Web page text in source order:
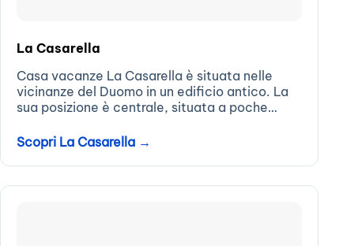
La Casarella
Casa vacanze La Casarella è situata nelle
vicinanze del Duomo in un edificio antico. La
sua posizione è centrale, situata a poche
traghetti e la fermata degli...
Scopri La Casarella →